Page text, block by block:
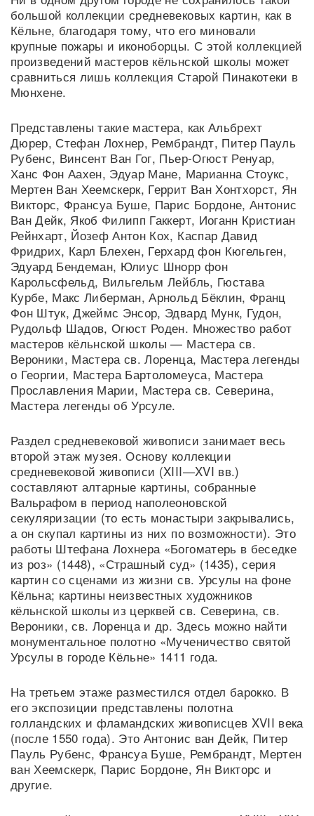
большой коллекции средневековых картин, как в
Кёльне, благодаря тому, что его миновали
крупные пожары и иконоборцы. С этой коллекцией
произведений мастеров кёльнской школы может
сравниться лишь коллекция Старой Пинакотеки в
Мюнхене.
Представлены такие мастера, как Альбрехт
Дюрер, Стефан Лохнер, Рембрандт, Питер Пауль
Рубенс, Винсент Ван Гог, Пьер-Огюст Ренуар,
Ханс Фон Аахен, Эдуар Мане, Марианна Стоукс,
Мертен Ван Хеемскерк, Геррит Ван Хонтхорст, Ян
Викторс, Франсуа Буше, Парис Бордоне, Антонис
Ван Дейк, Якоб Филипп Гаккерт, Иоганн Кристиан
Рейнхарт, Йозеф Антон Кох, Каспар Давид
Фридрих, Карл Блехен, Герхард фон Кюгельген,
Эдуард Бендеман, Юлиус Шнорр фон
Карольсфельд, Вильгельм Лейбль, Гюстава
Курбе, Макс Либерман, Арнольд Бёклин, Франц
Фон Штук, Джеймс Энсор, Эдвард Мунк, Гудон,
Рудольф Шадов, Огюст Роден. Множество работ
мастеров кёльнской школы — Мастера св.
Вероники, Мастера св. Лоренца, Мастера легенды
о Георгии, Мастера Бартоломеуса, Мастера
Прославления Марии, Мастера св. Северина,
Мастера легенды об Урсуле.
Раздел средневековой живописи занимает весь
второй этаж музея. Основу коллекции
средневековой живописи (XIII—XVI вв.)
составляют алтарные картины, собранные
Вальрафом в период наполеоновской
секуляризации (то есть монастыри закрывались,
а он скупал картины из них по возможности). Это
работы Штефана Лохнера «Богоматерь в беседке
из роз» (1448), «Страшный суд» (1435), серия
картин со сценами из жизни св. Урсулы на фоне
Кёльна; картины неизвестных художников
кёльнской школы из церквей св. Северина, св.
Вероники, св. Лоренца и др. Здесь можно найти
монументальное полотно «Мученичество святой
Урсулы в городе Кёльне» 1411 года.
На третьем этаже разместился отдел барокко. В
его экспозиции представлены полотна
голландских и фламандских живописцев XVII века
(после 1550 года). Это Антонис ван Дейк, Питер
Пауль Рубенс, Франсуа Буше, Рембрандт, Мертен
ван Хеемскерк, Парис Бордоне, Ян Викторс и
другие.